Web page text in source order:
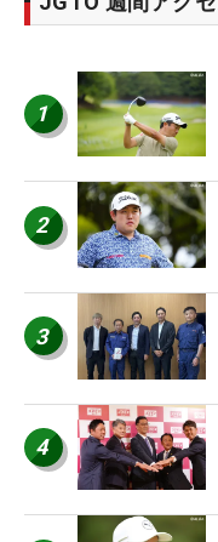
1
2
3
4